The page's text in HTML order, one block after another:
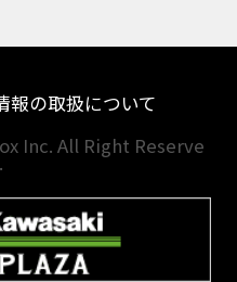
BBQ
フラー
ケージ
S1000RR
他海外ﾒｰｶｰ
福岡
長崎
報の取扱について
Inc. All Right Reserve